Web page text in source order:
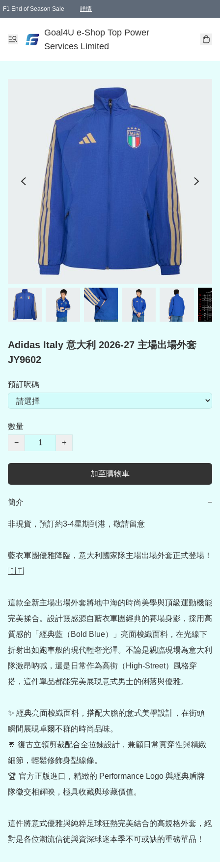
F1 End of Season Sale 詳情
Goal4U e-Shop Top Power
Services Limited
Adidas Italy 意大利 2026-27 主場出場外套
JY9602
預訂呎碼
數量
−
+
加至購物車
簡介 −
非現貨，預訂約3-4星期到港，敬請留意
藍衣軍團優雅降臨，意大利國家隊主場出場外套正式登場！
🇮🇹
這款全新主場出場外套將地中海的時尚美學與頂級運動機能
完美揉合。設計靈感源自藍衣軍團經典的賽場身影，採用高
質感的「經典藍（Bold Blue）」亮面梭織面料，在光線下
折射出如跑車般的現代輕奢光澤。不論是親臨現場為意大利
隊激昂吶喊，還是日常作為高街（High-Street）風格穿
搭，這件單品都能完美展現意式男士的俐落與優雅。
✨ 經典亮面梭織面料，搭配大膽的意式美學設計，在街頭
瞬間展現卓爾不群的時尚品味。
🧣 復古立領剪裁配合全拉鍊設計，兼顧日常實穿性與精緻
細節，輕鬆修飾身型線條。
🏆 官方正版進口，精緻的 Performance Logo 與經典盾牌
隊徽交相輝映，極具收藏與珍藏價值。
這件將意式優雅與純粹足球狂熱完美結合的高規格外套，絕
對是各位潮流信徒與資深球迷本季不可或缺的重磅單品！